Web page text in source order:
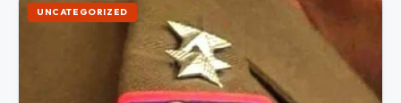
UNCATEGORIZED